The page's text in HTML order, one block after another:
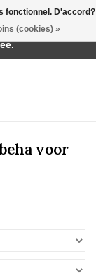
voor
fonctionnel. D'accord?
(cookies) »
passée